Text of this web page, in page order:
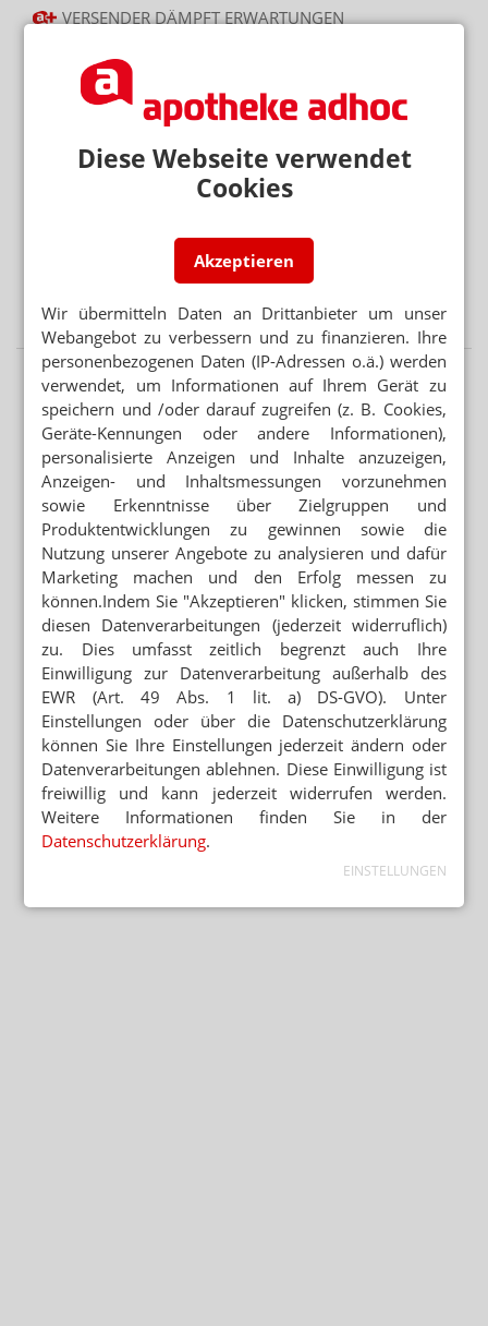
Diese Webseite verwendet
Cookies
Akzeptieren
Wir übermitteln Daten an Drittanbieter um unser
Webangebot zu verbessern und zu finanzieren. Ihre
personenbezogenen Daten (IP-Adressen o.ä.) werden
verwendet, um Informationen auf Ihrem Gerät zu
speichern und /oder darauf zugreifen (z. B. Cookies,
Geräte-Kennungen oder andere Informationen),
personalisierte Anzeigen und Inhalte anzuzeigen,
Anzeigen- und Inhaltsmessungen vorzunehmen
sowie Erkenntnisse über Zielgruppen und
Produktentwicklungen zu gewinnen sowie die
Nutzung unserer Angebote zu analysieren und dafür
Marketing machen und den Erfolg messen zu
können.Indem Sie "Akzeptieren" klicken, stimmen Sie
diesen Datenverarbeitungen (jederzeit widerruflich)
zu. Dies umfasst zeitlich begrenzt auch Ihre
Einwilligung zur Datenverarbeitung außerhalb des
EWR (Art. 49 Abs. 1 lit. a) DS-GVO). Unter
Einstellungen oder über die Datenschutzerklärung
können Sie Ihre Einstellungen jederzeit ändern oder
Datenverarbeitungen ablehnen. Diese Einwilligung ist
freiwillig und kann jederzeit widerrufen werden.
Weitere Informationen finden Sie in der
Datenschutzerklärung.
EINSTELLUNGEN
VERSENDER DÄMPFT ERWARTUNGEN
Mehr aus Ressort
DEAL LÄSST AUF SICH WARTEN
Platform Group: Polstermöbel vor AEP
PARTNER VON RX-PLATTFORMEN
RX-MEDIKAMENTE OHNE REZEPT
Warteliste: Abnehmpille als Monatsabo